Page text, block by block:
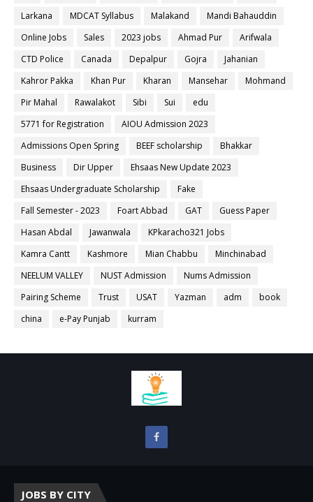
Larkana
MDCAT Syllabus Malakand
Mandi Bahauddin
Online Jobs
Sales 2023 jobs Ahmad Pur
Arifwala
CTD Police
Canada Depalpur Gojra
Jahanian
Kahror Pakka
Khan Pur Kharan Mansehar
Mohmand
Pir Mahal
Rawalakot Sibi Sui
edu
5771 for Registration
AIOU Admission 2023
Admissions Open Spring
BEEF scholarship
Bhakkar
Business
Dir Upper
Ehsaas New Update 2023
Ehsaas Undergraduate Scholarship
Fake
Fall Semester - 2023
Foart Abbad GAT
Guess Paper
Hasan Abdal
Jawanwala
KPkaracho321 Jobs
Kamra Cantt
Kashmore Mian Chabbu
Minchinabad
NEELUM VALLEY
NUST Admission
Nums Admission
Pairing Scheme
Trust USAT Yazman adm
book
china
e-Pay Punjab kurram
JOBS BY CITY